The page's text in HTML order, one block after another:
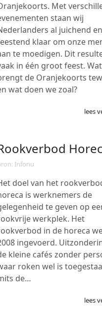
Met
staan wij
al juichend en
klaar om onze
te moedigen. Dit
in één groot feest. Wat
de Oranjekoorts
wat doen we zoal?
lees
Infonu
doel van het
is werknemers de
te geven op
werkplek. Het
in de horeca
ingevoerd.
kleine cafés zonder
roken wel is
de…
lees